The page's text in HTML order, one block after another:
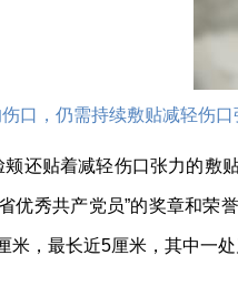
口，仍需持续敷贴减轻伤
颊还贴着减轻伤口张力的敷
优秀共产党员”的奖章和
米，最长近5厘米，其中一处